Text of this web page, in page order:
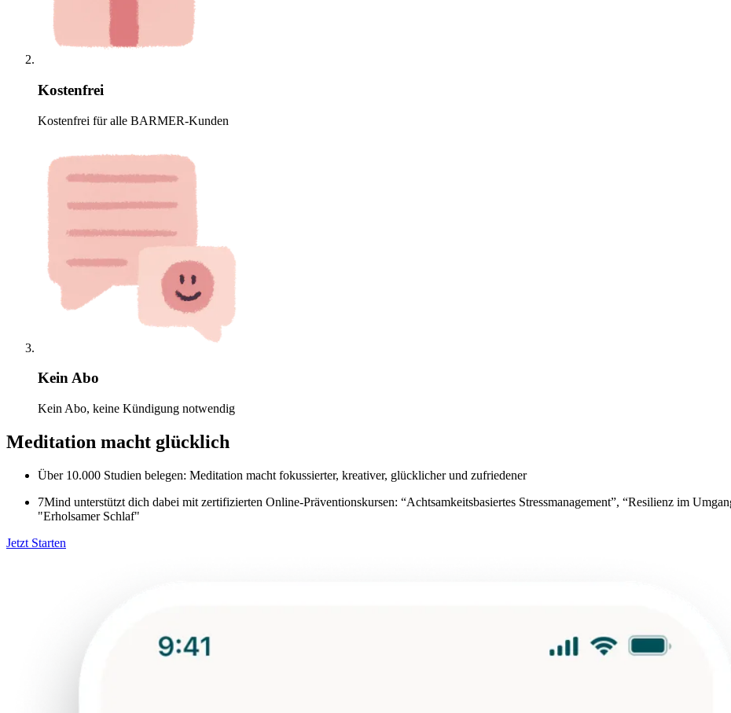
Kostenfrei
Kostenfrei für alle BARMER-Kunden
Kein Abo
Kein Abo, keine Kündigung notwendig
Meditation macht glücklich
Über 10.000 Studien belegen: Meditation macht fokussierter, kreativer, glücklicher und zufriedener
7Mind unterstützt dich dabei mit zertifizierten Online-Präventionskursen: “Achtsamkeitsbasiertes Stressmanagement”, “Resilienz im
"Erholsamer Schlaf"
Jetzt Starten